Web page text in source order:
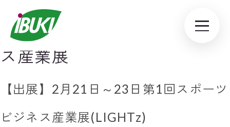
Tag Archive: スポーツビジネ
ス産業展
【出展】2月21日～23日第1回スポーツ
ビジネス産業展(LIGHTz)